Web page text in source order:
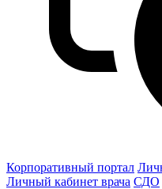
Корпоративный портал
Личный кабинет врача СДО